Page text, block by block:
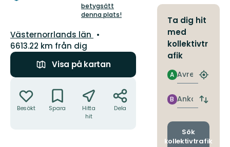
5
stjärnor
betygsätt
denna plats!
Län:
Västernorrlands län
6613.22 km från dig
Visa på kartan
Besökt Spara
Hitta
hit
Dela
Ta dig hit
med
kollektivtr
afik
Avresa
A
Hitta
Ankomst
B
Byt
och
Sök
kollektivtrafik